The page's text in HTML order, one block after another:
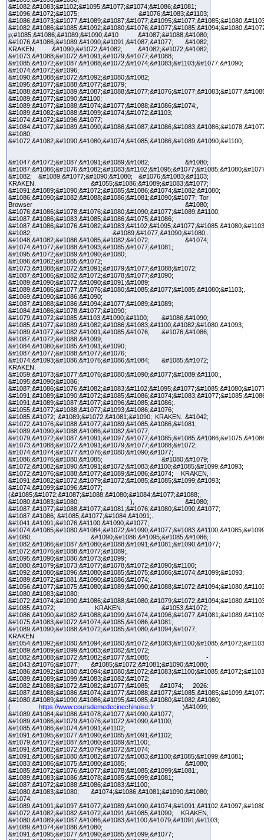
&#1082;&#1083;&#1102;&#1095;&#1077;&#1074;&#1086;&#1081;
&#1096;&#1072;&#1075; &#1076;&#1083;&#1103;
p;#1085;&#1086;&#1089;&#1090;&#10 &#1087;&#1088;&#1080;
&#1076;&#1086;&#1089;&#1090;&#1091;&#1087;&#1077; &#1082;
KRAKEN, &#1090;&#1072;&#1082; &#1082;&#1072;&#1082;
&#1073;&#1088;&#1072;&#1091;&#1079;&#1077;&#1088;
&#1085;&#1072;&#1087;&#1088;&#1072;&#1074;&#1083;&#1103;&#1077;&#1090;
&#1074;&#1072;&#1096;
&#1090;&#1088;&#1072;&#1092;&#1080;&#1082;
&#1095;&#1077;&#1088;&#1077;&#1079;
&#1089;&#1077;&#1090;&#1100;
&#1089;&#1077;&#1088;&#1074;&#1077;&#1088;&#1086;&#1074;,
&#1089;&#1082;&#1088;&#1099;&#1074;&#1072;&#1103;
&#1074;&#1072;&#1096;&#1077;
&#1080;
&#1072;&#1082;&#1090;&#1080;&#1074;&#1085;&#1086;&#1089;&#1090;&#1100;.
&#1047;&#1072;&#1087;&#1091;&#1089;&#1082; &#1080;
&#1082; &#1089;&#1077;&#1090;&#1080; &#1076;&#1083;&#1103;
KRAKEN. &#1055;&#1086;&#1089;&#1083;&#1077;
&#1091;&#1089;&#1090;&#1072;&#1085;&#1086;&#1074;&#1082;&#1080;
&#1086;&#1090;&#1082;&#1088;&#1086;&#1081;&#1090;&#1077; Tor
Browser &#1080;
&#1076;&#1086;&#1078;&#1076;&#1080;&#1090;&#1077;&#1089;&#1100;
&#1087;&#1086;&#1083;&#1085;&#1086;&#1075;&#1086;
&#1082; &#1089;&#1077;&#1090;&#1080;.
&#1048;&#1082;&#1086;&#1085;&#1082;&#1072; &#1074;
&#1074;&#1077;&#1088;&#1093;&#1085;&#1077;&#1081;
&#1095;&#1072;&#1089;&#1090;&#1080;
&#1086;&#1082;&#1085;&#1072;
&#1073;&#1088;&#1072;&#1091;&#1079;&#1077;&#1088;&#1072;
&#1087;&#1086;&#1082;&#1072;&#1078;&#1077;&#1090;
&#1089;&#1090;&#1072;&#1090;&#1091;&#1089;
&#1089;&#1086;&#1077;&#1076;&#1080;&#1085;&#1077;&#1085;&#1080;&#1103;.
&#1069;&#1090;&#1086;&#1090;
&#1087;&#1088;&#1086;&#1094;&#1077;&#1089;&#1089;
&#1084;&#1086;&#1078;&#1077;&#1090;
&#1079;&#1072;&#1085;&#1103;&#1090;&#1100; &#1086;&#1090;
&#1085;&#1077;&#1089;&#1082;&#1086;&#1083;&#1100;&#1082;&#1080;&#1093;
&#1089;&#1077;&#1082;&#1091;&#1085;&#1076; &#1076;&#1086;
&#1087;&#1072;&#1088;&#1099;
&#1084;&#1080;&#1085;&#1091;&#1090;
&#1087;&#1077;&#1088;&#1077;&#1076;
&#1074;&#1093;&#1086;&#1076;&#1086;&#1084; &#1085;&#1072;
KRAKEN.
&#1059;&#1073;&#1077;&#1076;&#1080;&#1090;&#1077;&#1089;&#1100;,
&#1095;&#1090;&#1086;
&#1091;&#1089;&#1087;&#1077;&#1096;&#1085;&#1086;.
&#1055;&#1077;&#1088;&#1077;&#1093;&#1086;&#1076;
&#1085;&#1072; &#1089;&#1072;&#1081;&#1090; KRAKEN. &#1042;
&#1072;&#1076;&#1088;&#1077;&#1089;&#1085;&#1086;&#1081;
&#1089;&#1090;&#1088;&#1086;&#1082;&#1077;
&#1073;&#1088;&#1072;&#1091;&#1079;&#1077;&#1088;&#1072;
&#1074;&#1074;&#1077;&#1076;&#1080;&#1090;&#1077;
&#1086;&#1076;&#1080;&#1085; &#1080;&#1079;
&#1072;&#1082;&#1090;&#1091;&#1072;&#1083;&#1100;&#1085;&#1099;&#1093;
&#1072;&#1076;&#1088;&#1077;&#1089;&#1086;&#1074; KRAKEN,
&#1091;&#1082;&#1072;&#1079;&#1072;&#1085;&#1085;&#1099;&#1093;
&#1074;&#1099;&#1096;&#1077;
(&#1085;&#1072;&#1087;&#1088;&#1080;&#1084;&#1077;&#1088;,
&#1080;&#1083;&#1080; ), &#1080;
&#1087;&#1077;&#1088;&#1077;&#1081;&#1076;&#1080;&#1090;&#1077;
&#1087;&#1086; &#1085;&#1077;&#1084;&#1091;.
&#1041;&#1091;&#1076;&#1100;&#1090;&#1077;
&#1080; &#1090;&#1086;&#1095;&#1085;&#1086;
&#1082;&#1086;&#1087;&#1080;&#1088;&#1091;&#1081;&#1090;&#1077;
&#1072;&#1076;&#1088;&#1077;&#1089;,
&#1095;&#1090;&#1086;&#1073;&#1099;
&#1080;&#1079;&#1073;&#1077;&#1078;&#1072;&#1090;&#1100;
&#1092;&#1080;&#1096;&#1080;&#1085;&#1075;&#1086;&#1074;&#1099;&#1093;
&#1089;&#1072;&#1081;&#1090;&#1086;&#1074;.
&#1080;&#1083;&#1080;
&#1085;&#1072; KRAKEN. &#1053;&#1072;
&#1075;&#1083;&#1072;&#1074;&#1085;&#1086;&#1081;
&#1089;&#1090;&#1088;&#1072;&#1085;&#1080;&#1094;&#1077;
KRAKEN
&#1089;&#1089;&#1099;&#1083;&#1082;&#1072;
&#1082;&#1088;&#1072;&#1082;&#1077;&#1085; -
&#1043;&#1076;&#1077; &#1085;&#1072;&#1081;&#1090;&#1080;
&#1089;&#1089;&#1099;&#1083;&#1082;&#1072;
&#1082;&#1088;&#1072;&#1082;&#1077;&#1085; &#1074; 2026:
&#1080;&#1089;&#1090;&#1086;&#1095;&#1085;&#1080;&#1082;&#1080;
( https://www.coursdemedecinechinoise.fr )&#1099;
&#1089;&#1084;&#1086;&#1078;&#1077;&#1090;&#1077;
&#1089;&#1086;&#1079;&#1076;&#1072;&#1090;&#1100;
&#1085;&#1086;&#1074;&#1091;&#1102;
&#1091;&#1095;&#1077;&#1090;&#1085;&#1091;&#1102;
&#1079;&#1072;&#1087;&#1080;&#1089;&#1100;,
&#1091;&#1082;&#1072;&#1079;&#1072;&#1074;
&#1091;&#1085;&#1080;&#1082;&#1072;&#1083;&#1100;&#1085;&#1099;&#1081;
&#1083;&#1086;&#1075;&#1080;&#1085; &#1080;
&#1085;&#1072;&#1076;&#1077;&#1078;&#1085;&#1099;&#1081;,
&#1089;&#1083;&#1086;&#1078;&#1085;&#1099;&#1081;
&#1087;&#1072;&#1088;&#1086;&#1083;&#1100;,
&#1080;&#1083;&#1080; &#1074;&#1086;&#1081;&#1090;&#1080;
&#1074;
&#1072;&#1082;&#1082;&#1072;&#1091;&#1085;&#1090; KRAKEN,
&#1080;&#1089;&#1087;&#1086;&#1083;&#1100;&#1079;&#1091;&#1103;
&#1089;&#1074;&#1086;&#1080;
&#1091;&#1095;&#1077;&#1090;&#1085;&#1099;&#1077;